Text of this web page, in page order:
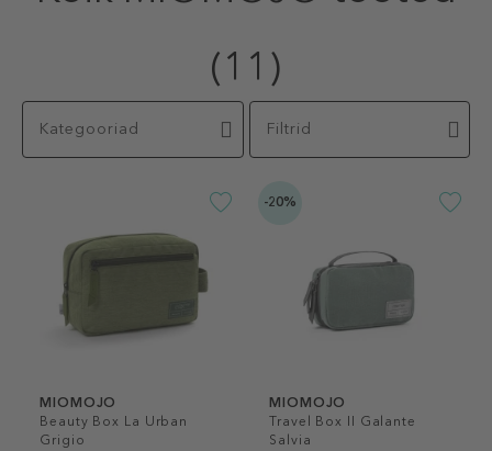
(11)
Kategooriad Filtrid
MIOMOJO
Beauty Box La Urban
Grigio
-20%
MIOMOJO
Travel Box II Galante
Salvia